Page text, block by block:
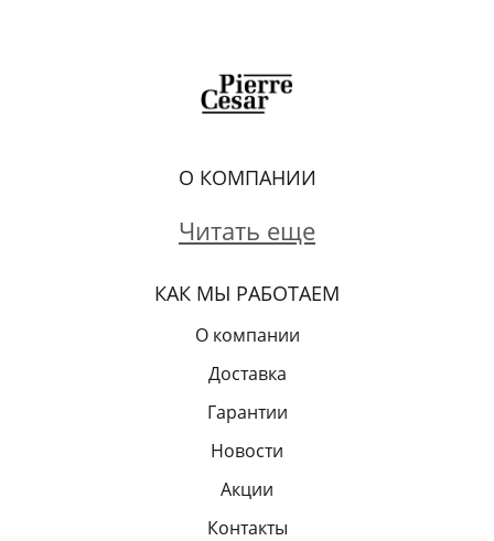
О КОМПАНИИ
Читать еще
КАК МЫ РАБОТАЕМ
О компании
Доставка
Гарантии
Новости
Акции
Контакты